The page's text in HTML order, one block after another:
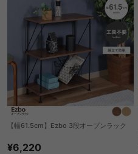
【幅61.5cm】Ezbo 3段オープンラック
¥6,220